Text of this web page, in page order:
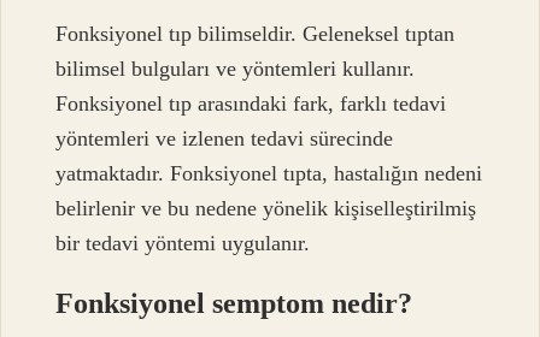
Fonksiyonel tıp bilimseldir. Geleneksel tıptan
bilimsel bulguları ve yöntemleri kullanır.
Fonksiyonel tıp arasındaki fark, farklı tedavi
yöntemleri ve izlenen tedavi sürecinde
yatmaktadır. Fonksiyonel tıpta, hastalığın nedeni
belirlenir ve bu nedene yönelik kişiselleştirilmiş
bir tedavi yöntemi uygulanır.
Fonksiyonel semptom nedir?